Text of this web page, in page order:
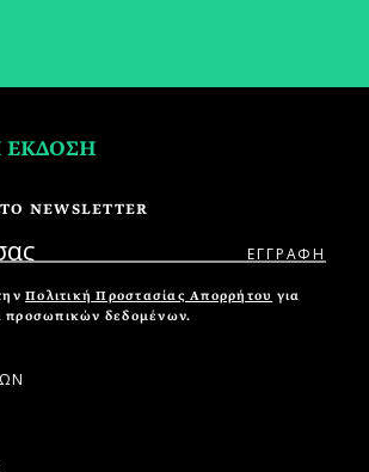
NEWSLETTER
Πολιτική Προστασίας Απορρήτου για
προσωπικών δεδομένων.